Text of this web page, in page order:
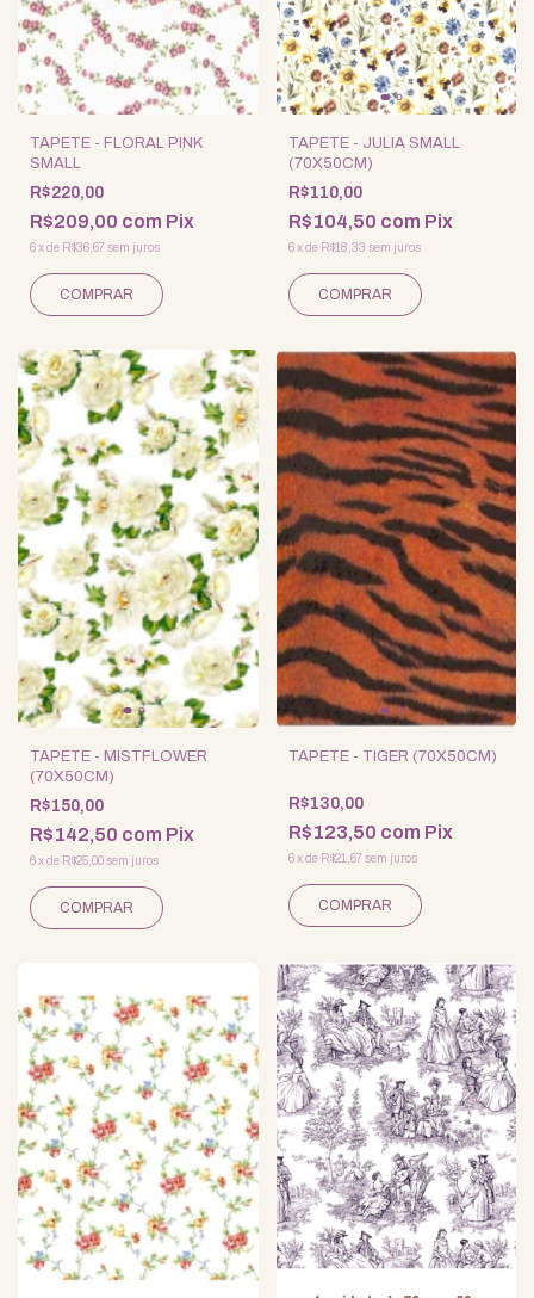
TAPETE - FLORAL PINK
SMALL
R$220,00
R$209,00 com Pix
6xde R$36,67 sem juros
TAPETE - JULIA SMALL
(70X50CM)
R$110,00
R$104,50 com Pix
6 xde R$18,33 sem juros
TAPETE - MISTFLOWER
(70X50CM)
R$150,00
R$142,50 com Pix
6xde R$25,00sem juros
TAPETE - TIGER (70X50CM)
R$130,00
R$123,50 com Pix
6 xde R$21,67 sem juros